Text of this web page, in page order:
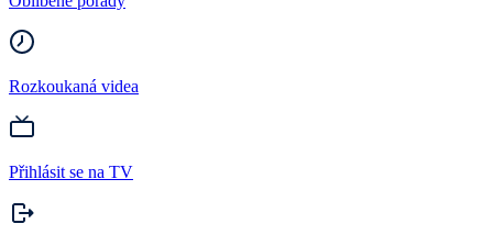
Rozkoukaná videa
Přihlásit se na TV